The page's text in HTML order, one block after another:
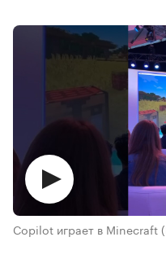
Copilot играет в Minecraft